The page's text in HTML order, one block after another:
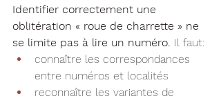
Identifier correctement une
oblitération « roue de charrette » ne
se limite pas à lire un numéro. Il faut:
connaître les correspondances
entre numéros et localités
reconnaître les variantes de